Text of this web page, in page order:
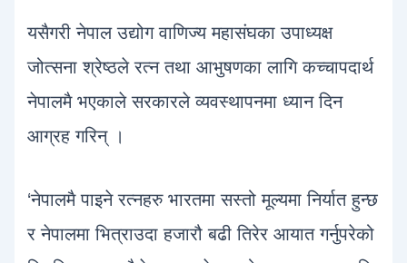
यसैगरी नेपाल उद्योग वाणिज्य महासंघका उपाध्यक्ष
जोत्सना श्रेष्ठले रत्न तथा आभुषणका लागि कच्चापदार्थ
नेपालमै भएकाले सरकारले व्यवस्थापनमा ध्यान दिन
आग्रह गरिन् ।
‘नेपालमै पाइने रत्नहरु भारतमा सस्तो मूल्यमा निर्यात हुन्छ
र नेपालमा भित्राउदा हजारौ बढी तिरेर आयात गर्नुपरेको